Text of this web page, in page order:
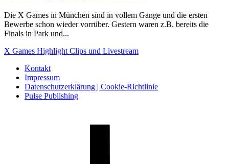
Die X Games in München sind in vollem Gange und die ersten
Bewerbe schon wieder vorrüber. Gestern waren z.B. bereits die
Finals in Park und...
X Games Highlight Clips und Livestream
Kontakt
Impressum
Datenschutzerklärung | Cookie-Richtlinie
Pulse Publishing